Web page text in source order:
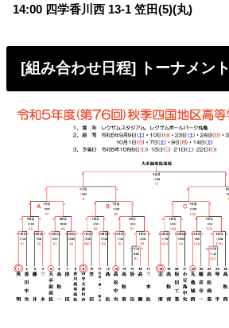
14:00 四学香川西 13-1 笠田(5)(丸)
[組み合わせ日程] トーナメント